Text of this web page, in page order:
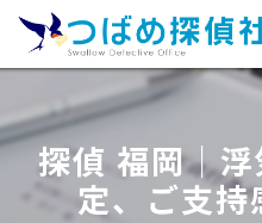
探偵 福岡｜
定、ご支持